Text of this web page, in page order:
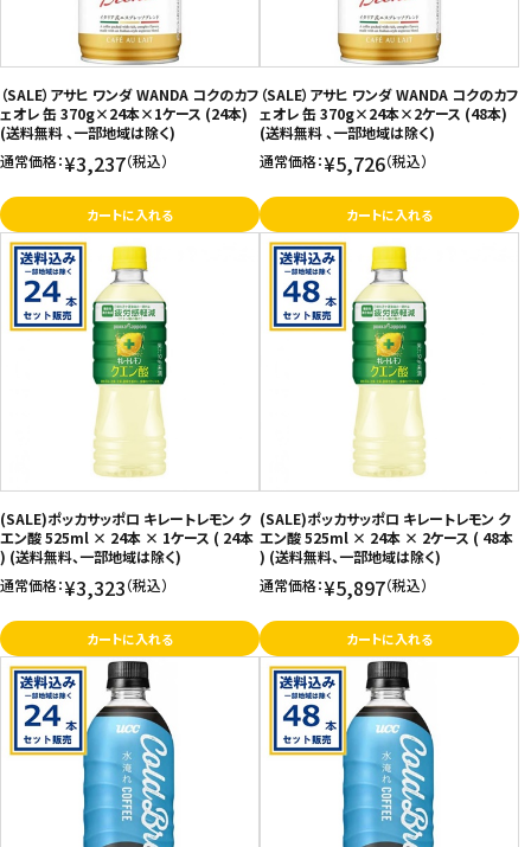
（SALE）アサヒ ワンダ WANDA コクのカフ
ェオレ 缶 370g×24本×1ケース (24本)
(送料無料 、一部地域は除く)
通常価格：¥3,237（税込）
カートに入れる
（SALE）アサヒ ワンダ WANDA コクのカフ
ェオレ 缶 370g×24本×2ケース (48本)
(送料無料 、一部地域は除く)
通常価格：¥5,726（税込）
カートに入れる
(SALE)ポッカサッポロ キレートレモン ク
エン酸 525ml × 24本 × 1ケース ( 24本
) (送料無料、一部地域は除く)
通常価格：¥3,323（税込）
カートに入れる
(SALE)ポッカサッポロ キレートレモン ク
エン酸 525ml × 24本 × 2ケース ( 48本
) (送料無料、一部地域は除く)
通常価格：¥5,897（税込）
カートに入れる